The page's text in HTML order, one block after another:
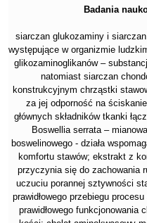
Badania
siarczan glukozaminy i
występujące w organizmie
glikozaminoglikanów –
natomiast siarczan
konstrukcyjnym chrząstki
za jej odporność na
głównych składników tkanki
Boswellia serrata –
boswelinowego - działa
komfortu stawów; ekstrakt z
przyczynia się do zachowania
uczuciu porannej sztywności
prawidłowego przebiegu
prawidłowego